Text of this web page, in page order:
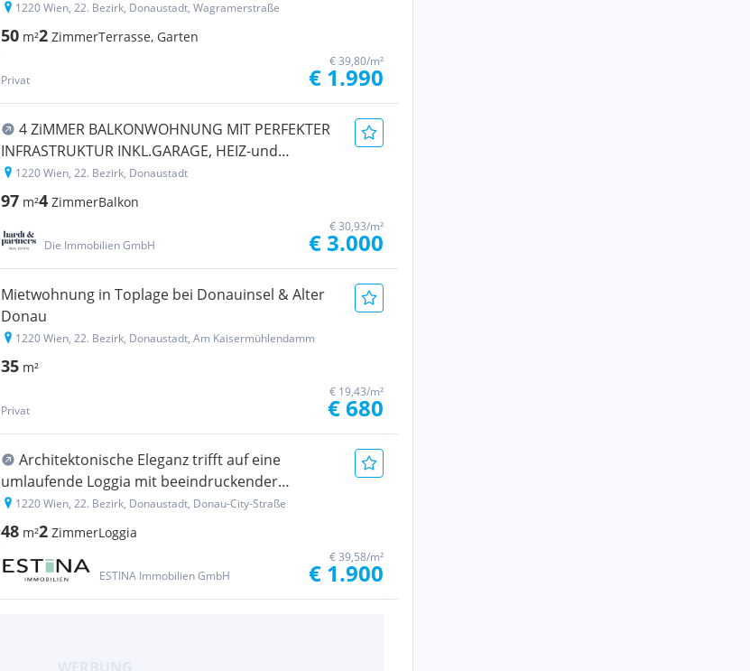
living: cool garden oasis with garage near U1
1220 Wien, 22. Bezirk, Donaustadt, Wagramerstraße
50 m²2 ZimmerTerrasse, Garten
Privat
€ 39,80/m²
€ 1.990
4 ZiMMER BALKONWOHNUNG MIT PERFEKTER
INFRASTRUKTUR INKL.GARAGE, HEIZ-und
WARMWASSERKOSTEN
1220 Wien, 22. Bezirk, Donaustadt
97 m²4 ZimmerBalkon
Die Immobilien GmbH
€ 30,93/m²
€ 3.000
Mietwohnung in Toplage bei Donauinsel & Alter
Donau
1220 Wien, 22. Bezirk, Donaustadt, Am Kaisermühlendamm
35 m²
Privat
€ 19,43/m²
€ 680
Architektonische Eleganz trifft auf eine
umlaufende Loggia mit beeindruckender
Fernsicht - DC2
1220 Wien, 22. Bezirk, Donaustadt, Donau-City-Straße
48 m²2 ZimmerLoggia
ESTINA Immobilien GmbH
€ 39,58/m²
€ 1.900